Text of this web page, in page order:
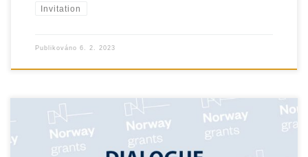
Invitation
Publikováno 6. 2. 2023